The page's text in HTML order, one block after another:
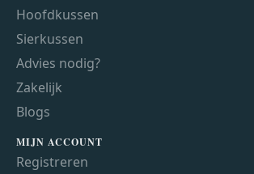
Hoofdkussen
Sierkussen
Advies nodig?
Zakelijk
Blogs
MIJN ACCOUNT
Registreren